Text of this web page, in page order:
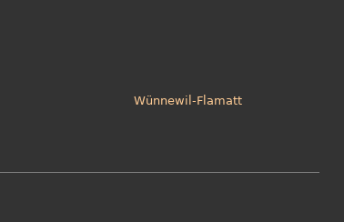
Wünnewil-Flamatt